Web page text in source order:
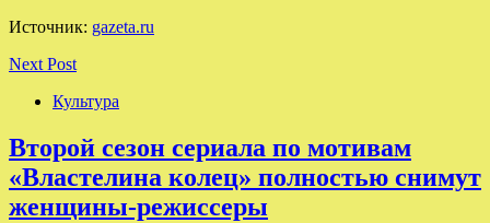
Источник: gazeta.ru
Next Post
Культура
Второй сезон сериала по мотивам
«Властелина колец» полностью снимут
женщины-режиссеры